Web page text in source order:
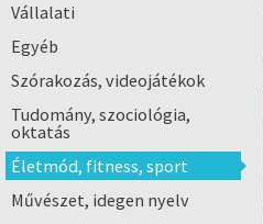
Vállalati
Egyéb
Szórakozás, videojátékok
Tudomány, szociológia,
oktatás
Életmód, fitness, sport
Művészet, idegen nyelv